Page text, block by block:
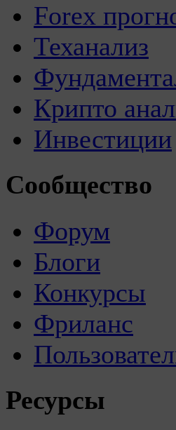
Forex
Теханализ
Крипто
Инвестиции
Сообщество
Форум
Блоги
Конкурсы
Фриланс
Ресурсы